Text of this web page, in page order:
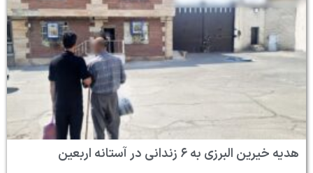
هدیه خیرین البرزی به ۶ زندانی در آستانه اربعین